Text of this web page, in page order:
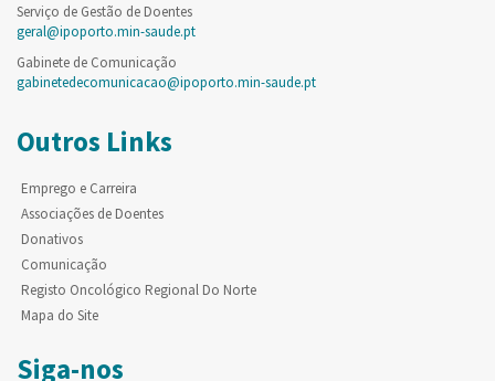
Serviço de Gestão de Doentes
geral@ipoporto.min-saude.pt
Gabinete de Comunicação
gabinetedecomunicacao@ipoporto.min-saude.pt
Outros Links
Emprego e Carreira
Associações de Doentes
Donativos
Comunicação
Registo Oncológico Regional Do Norte
Mapa do Site
Siga-nos